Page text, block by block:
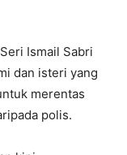
Ismail Sabri
dan isteri yang
merentas
polis.